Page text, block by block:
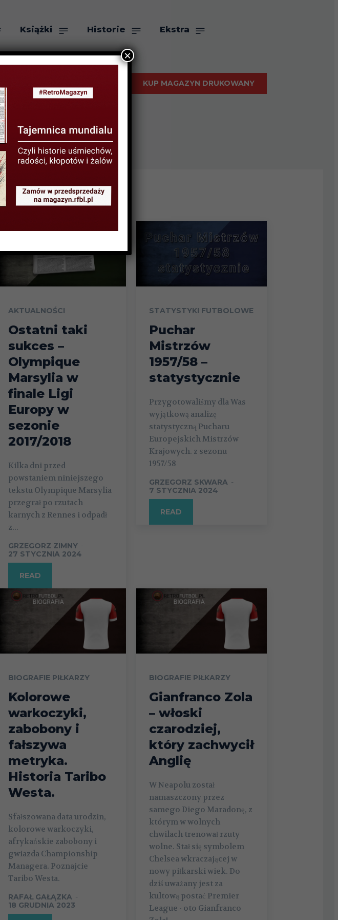
Książki Historie Ekstra
KUP MAGAZYN DRUKOWANY
AKTUALNOŚCI
Ostatni taki
sukces –
Olympique
Marsylia w
finale Ligi
Europy w
sezonie
2017/2018
Kilka dni przed
powstaniem niniejszego
tekstu Olympique Marsylia
przegrał po rzutach
karnych z Rennes i odpadł
z...
GRZEGORZ ZIMNY -
27 STYCZNIA 2024
READ
STATYSTYKI FUTBOLOWE
Puchar
Mistrzów
1957/58 –
statystycznie
Przygotowaliśmy dla Was
wyjątkową analizę
statystyczną Pucharu
Europejskich Mistrzów
Krajowych. z sezonu
1957/58
GRZEGORZ SKWARA -
7 STYCZNIA 2024
READ
BIOGRAFIE PIŁKARZY
Kolorowe
warkoczyki,
zabobony i
fałszywa
metryka.
Historia Taribo
Westa.
Sfałszowana data urodzin,
kolorowe warkoczyki,
afrykańskie zabobony i
gwiazda Championship
Managera. Poznajcie
Taribo Westa.
RAFAŁ GAŁĄZKA -
18 GRUDNIA 2023
BIOGRAFIE PIŁKARZY
Gianfranco Zola
– włoski
czarodziej,
który zachwycił
Anglię
W Neapolu został
namaszczony przez
samego Diego Maradonę, z
którym w wolnych
chwilach trenował rzuty
wolne. Stał się symbolem
Chelsea wkraczającej w
nowy piłkarski wiek. Do
dziś uważany jest za
kultową postać Premier
League - oto Gianfranco
×